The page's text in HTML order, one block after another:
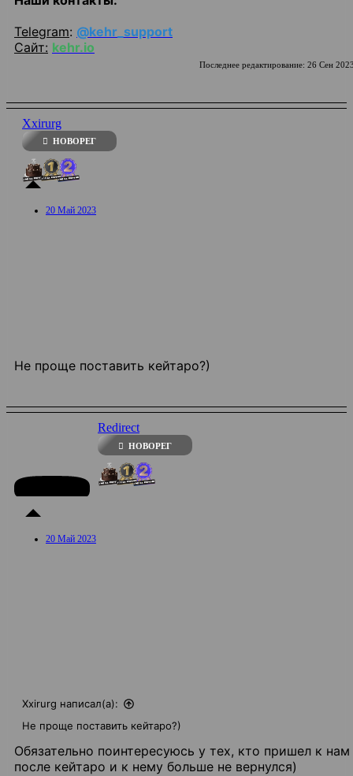
Telegram: @kehr_support
Сайт: kehr.io
Последнее редактирование: 26 Сен
Xxirurg
НОВОРЕГ
20 Май 2023
Не проще поставить кейтаро?)
Redirect
НОВОРЕГ
20 Май 2023
Xxirurg написал(а):
Не проще поставить кейтаро?)
Обязательно поинтересуюсь у тех, кто пришел к нам
после кейтаро и к нему больше не вернулся)